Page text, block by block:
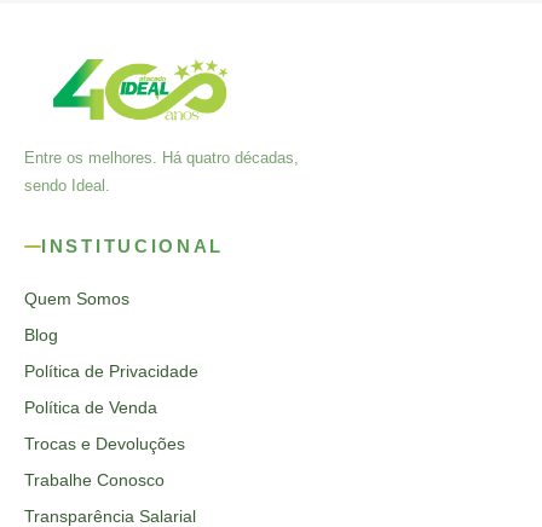
Entre os melhores. Há quatro décadas,
sendo Ideal.
INSTITUCIONAL
Quem Somos
Blog
Política de Privacidade
Política de Venda
Trocas e Devoluções
Trabalhe Conosco
Transparência Salarial